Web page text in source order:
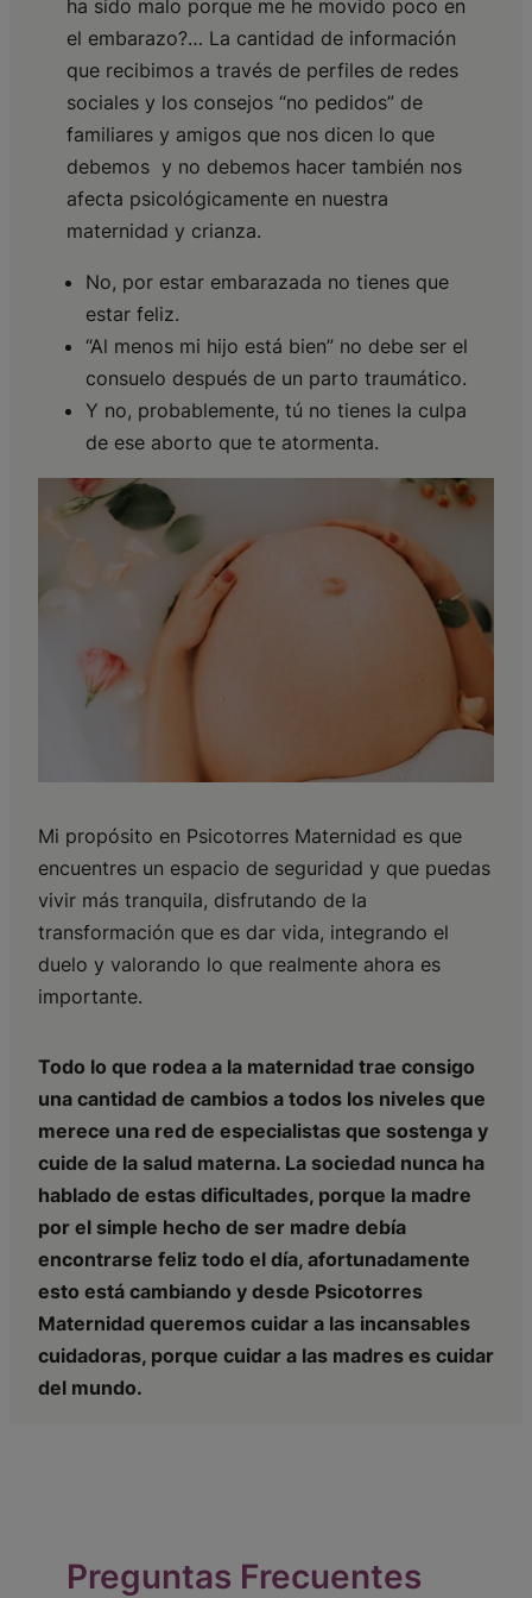
ha sido malo porque me he movido poco en
el embarazo?… La cantidad de información
que recibimos a través de perfiles de redes
sociales y los consejos “no pedidos” de
familiares y amigos que nos dicen lo que
debemos y no debemos hacer también nos
afecta psicológicamente en nuestra
maternidad y crianza.
No, por estar embarazada no tienes que
estar feliz.
“Al menos mi hijo está bien” no debe ser el
consuelo después de un parto traumático.
Y no, probablemente, tú no tienes la culpa
de ese aborto que te atormenta.
Mi propósito en Psicotorres Maternidad es que
encuentres un espacio de seguridad y que puedas
vivir más tranquila, disfrutando de la
transformación que es dar vida, integrando el
duelo y valorando lo que realmente ahora es
importante.
Todo lo que rodea a la maternidad trae consigo
una cantidad de cambios a todos los niveles que
merece una red de especialistas que sostenga y
cuide de la salud materna. La sociedad nunca ha
hablado de estas dificultades, porque la madre
por el simple hecho de ser madre debía
encontrarse feliz todo el día, afortunadamente
esto está cambiando y desde Psicotorres
Maternidad queremos cuidar a las incansables
cuidadoras, porque cuidar a las madres es cuidar
del mundo.
Preguntas Frecuentes